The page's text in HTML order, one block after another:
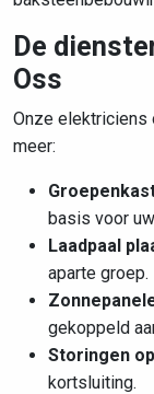
De
Oss
Onze elektriciens
meer:
basis voor
Laadpaal
aparte groep.
gekoppeld
Storingen
kortsluiting.